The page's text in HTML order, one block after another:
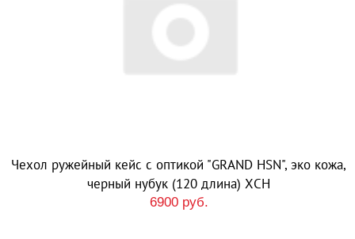
Чехол ружейный кейс с оптикой "GRAND HSN", эко кожа,
черный нубук (120 длина) ХСН
6900 руб.